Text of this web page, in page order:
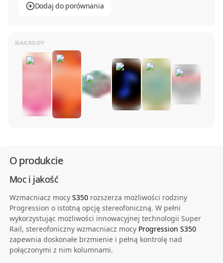
Dodaj do porównania
O produkcie
Moc i jakość
Wzmacniacz mocy S350rozszerza możliwości rodziny
Progression o istotną opcję stereofoniczną. W pełni
wykorzystując możliwości innowacyjnej technologii Super
Rail, stereofoniczny wzmacniacz mocy Progression S350
zapewnia doskonałe brzmienie i pełną kontrolę nad
połączonymi z nim kolumnami.